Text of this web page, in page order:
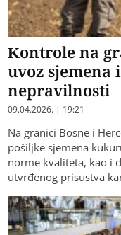
Kontrole na
uvoz sjemena
nepravilnosti
09.04.2026. | 19:21
Na granici Bosne i
pošiljke sjemena
norme kvaliteta, kao i
utvrđenog prisustva